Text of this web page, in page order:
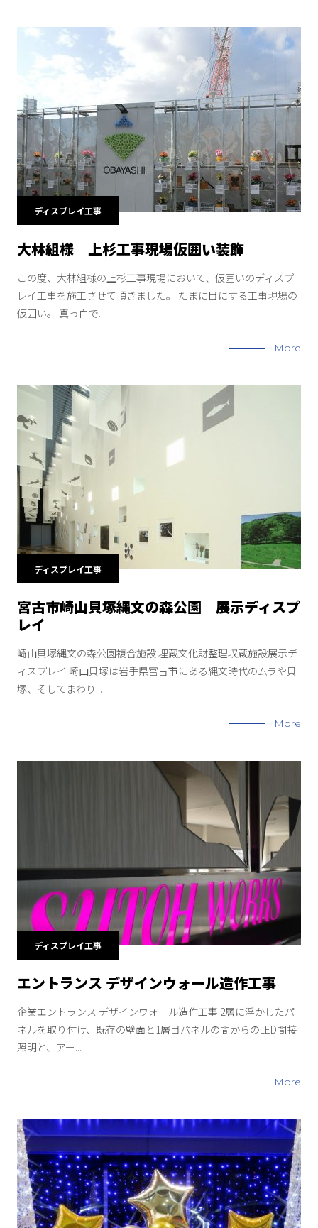
ディスプレイ工事
大林組様 上杉工事現場仮囲い装飾
この度、大林組様の上杉工事現場において、仮囲いのディスプ
レイ工事を施工させて頂きました。 たまに目にする工事現場の
仮囲い。 真っ白で...
More
ディスプレイ工事
宮古市崎山貝塚縄文の森公園 展示ディスプ
レイ
崎山貝塚縄文の森公園複合施設 埋蔵文化財整理収蔵施設展示デ
ィスプレイ 崎山貝塚は岩手県宮古市にある縄文時代のムラや貝
塚、そしてまわり...
More
ディスプレイ工事
エントランス デザインウォール造作工事
企業エントランス デザインウォ－ル造作工事 2層に浮かしたパ
ネルを取り付け、既存の壁面と1層目パネルの間からのLED間接
照明と、アー...
More